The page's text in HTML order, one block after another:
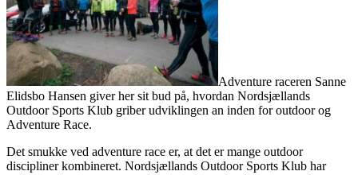
Adventure raceren Sanne
Elidsbo Hansen giver her sit bud på, hvordan Nordsjællands
Outdoor Sports Klub griber udviklingen an inden for outdoor og
Adventure Race.
Det smukke ved adventure race er, at det er mange outdoor
discipliner kombineret. Nordsjællands Outdoor Sports Klub har